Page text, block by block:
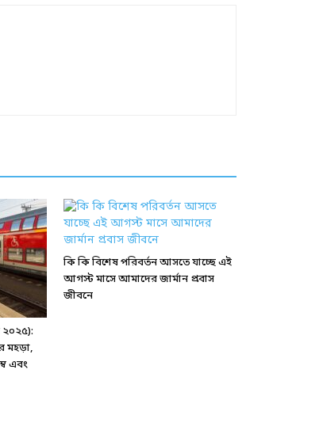
২০২৫):
মহড়া,
এবং
কি কি বিশেষ পরিবর্তন আসতে যাচ্ছে এই
আগস্ট মাসে আমাদের জার্মান প্রবাস
জীবনে